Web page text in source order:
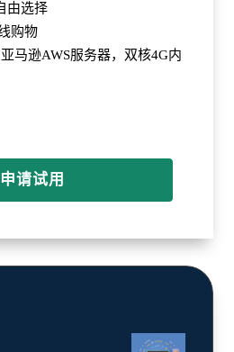
由选择
购物
马逊AWS服务器，双核4G内
申请试用